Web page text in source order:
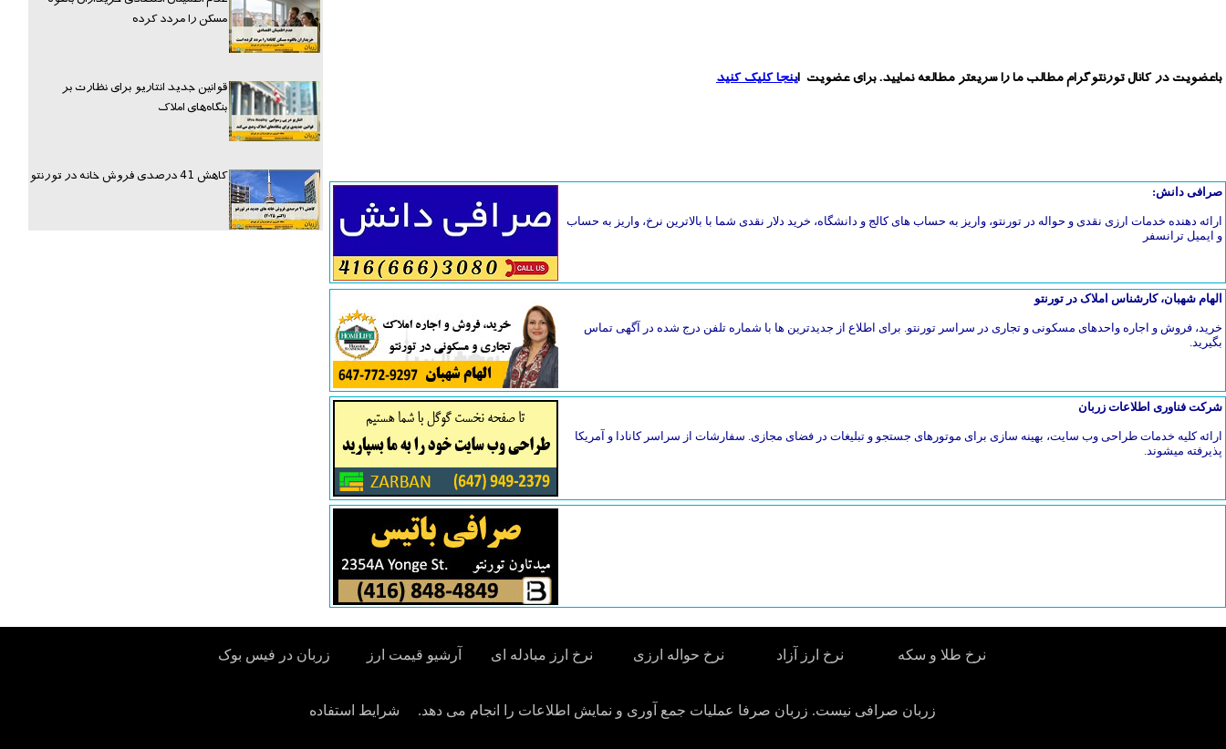
باعضویت در کانال تورنتوگرام مطالب ما را سریعتر مطالعه نمایید. برای عضویت اینجا کلیک کنید
صرافی دانش:
ارائه دهنده خدمات ارزی نقدی و حواله در تورنتو، واریز به حساب های کالج و دانشگاه، خرید دلار نقدی شما با بالاترین نرخ، واریز به حساب
و ایمیل ترانسفر
الهام شهبان، کارشناس املاک در تورنتو
خرید، فروش و اجاره واحدهای مسکونی و تجاری در سراسر تورنتو. برای اطلاع از جدیدترین ها با شماره تلفن درج شده در آگهی تماس
بگیرید.
شرکت فناوری اطلاعات زربان
ارائه کلیه خدمات طراحی وب سایت، بهینه سازی برای موتورهای جستجو و تبلیغات در فضای مجازی. سفارشات از سراسر کانادا و آمریکا
پذیرفته میشوند.
مسکن را مردد کرده
قوانین جدید انتاریو برای نظارت بر
بنگاه‌های املاک
کاهش 41 درصدی فروش خانه در تورنتو
نرخ طلا و سکه نرخ ارز آزاد نرخ حواله ارزی نرخ ارز مبادله ای آرشیو قیمت ارز زربان در فیس بوک
زربان صرافی نیست. زربان صرفا عملیات جمع آوری و نمایش اطلاعات را انجام می دهد. شرایط استفاده